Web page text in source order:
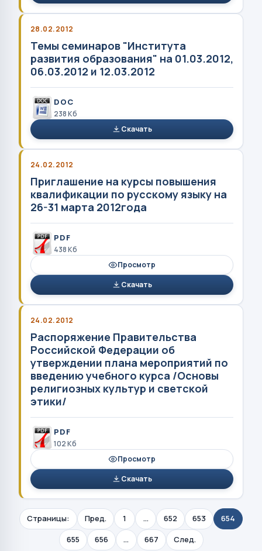
28.02.2012
Темы семинаров "Института
развития образования" на 01.03.2012,
06.03.2012 и 12.03.2012
DOC
238 Кб
Скачать
24.02.2012
Приглашение на курсы повышения
квалификации по русскому языку на
26-31 марта 2012года
PDF
438 Кб
Просмотр
Скачать
24.02.2012
Распоряжение Правительства
Российской Федерации об
утверждении плана мероприятий по
введению учебного курса /Основы
религиозных культур и светской
этики/
PDF
102 Кб
Просмотр
Скачать
Страницы: Пред. 1 ... 652 653
654
655
656 ... 667 След.